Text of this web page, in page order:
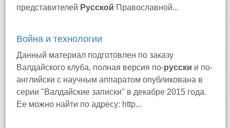
представителей Русской Православной...
Война и технологии
Данный материал подготовлен по заказу
Валдайского клуба, полная версия по-русски и по-
английски с научным аппаратом опубликована в
серии "Валдайские записки" в декабре 2015 года.
Ее можно найти по адресу: http...